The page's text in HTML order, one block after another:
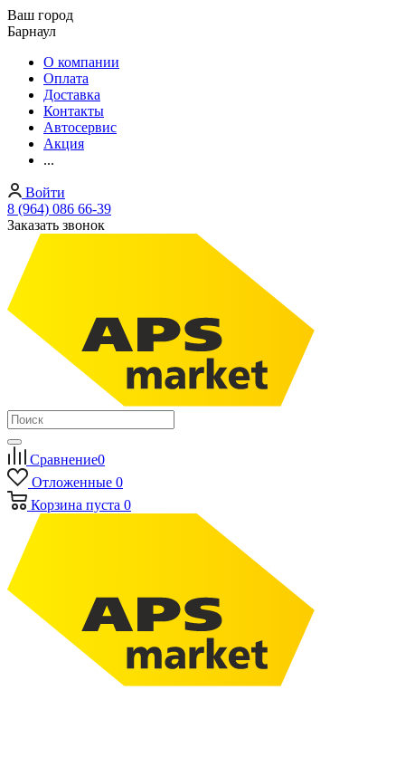
Ваш город
Барнаул
О компании
Оплата
Доставка
Контакты
Автосервис
Акция
...
Войти
8 (964) 086 66-39
Заказать звонок
Сравнение0
Отложенные 0
Корзина пуста 0